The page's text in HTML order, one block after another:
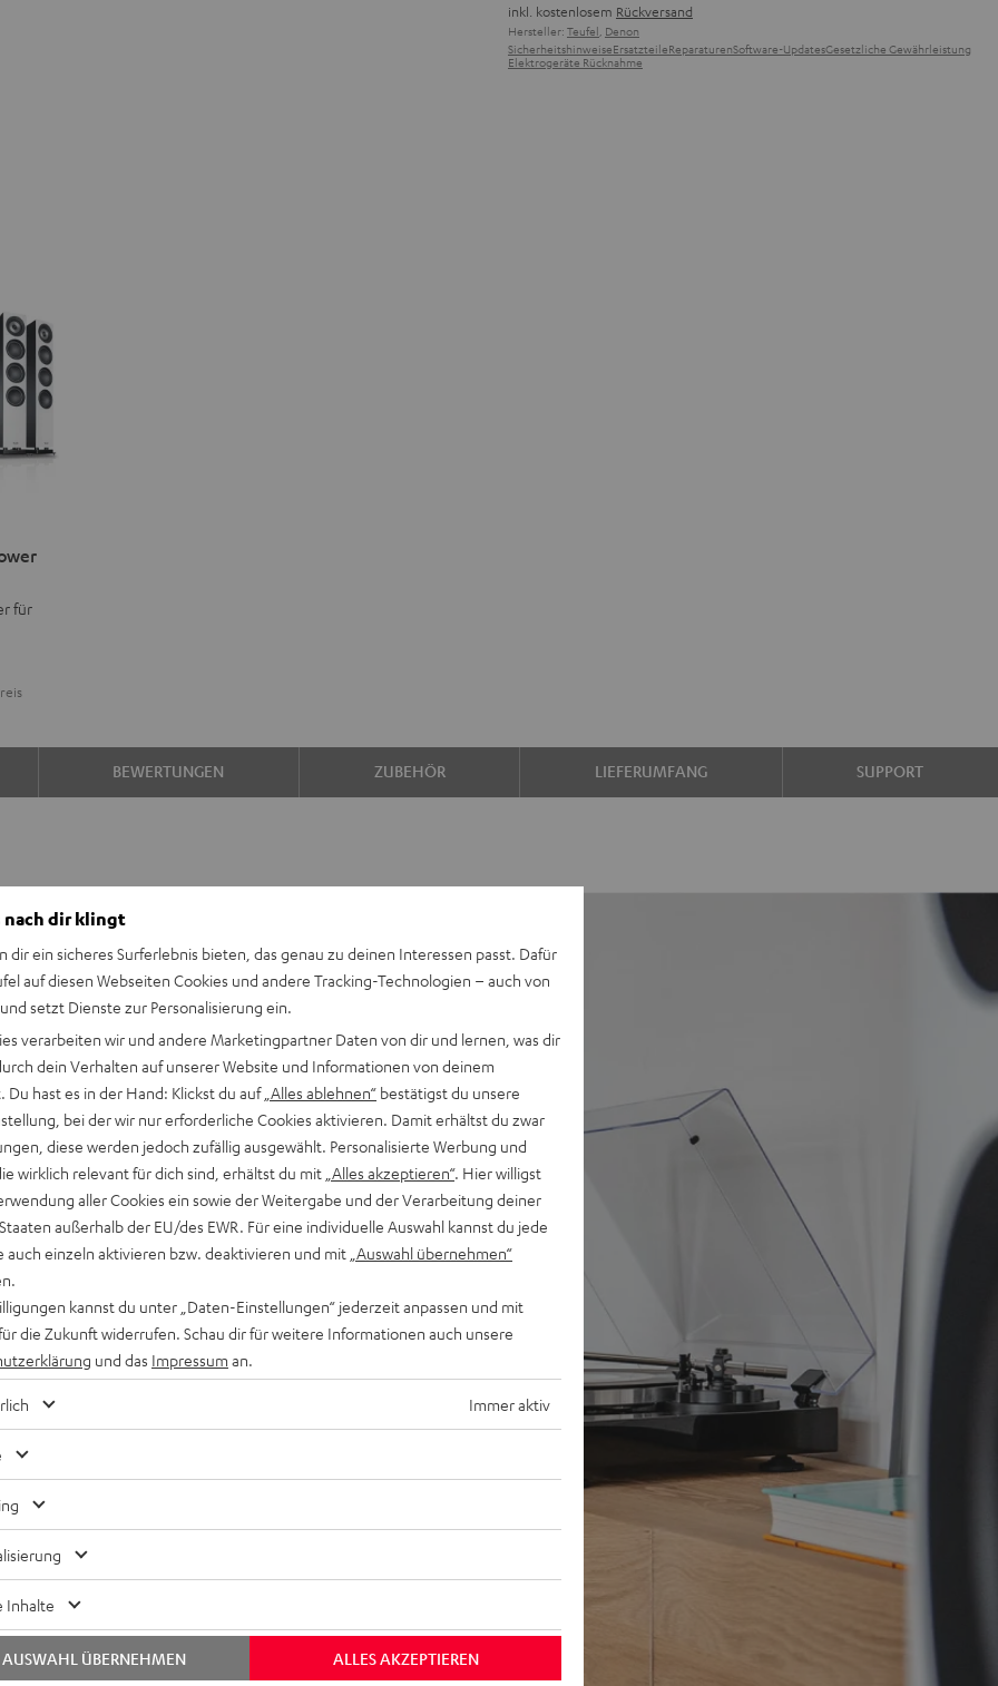
inkl. kostenlosem Rückversand
Hersteller: Teufel Denon
SicherheitshinweiseErsatzteileReparaturenSoftware-UpdatesGesetzliche Gewährleistung
Elektrogeräte Rücknahme
für
BEWERTUNGEN ZUBEHÖR LIEFERUMFANG SUPPORT
Denon X3800H dein
was du für
Spare gegenüber
& dem mehrfach
und
überragender Dynamik
Center, 2 x DEFINION
Kabel-Set
verwendbar,
Height Virtualization,
Audio, IMAX Enhanced,
Bluetooth, Amazon Music,
Built-in
(Dolby Vision™,
Eingang
Atmos zu erweitern,
nach dir klingt
dir ein sicheres Surferlebnis bieten, das genau zu deinen Interessen passt. Dafür
auf diesen Webseiten Cookies und andere Tracking-Technologien – auch von
setzt Dienste zur Personalisierung ein.
verarbeiten wir und andere Marketingpartner Daten von dir und lernen, was dir
dein Verhalten auf unserer Website und Informationen von deinem
Du hast es in der Hand: Klickst du auf „Alles ablehnen“ bestätigst du unsere
bei der wir nur erforderliche Cookies aktivieren. Damit erhältst du zwar
diese werden jedoch zufällig ausgewählt. Personalisierte Werbung und
wirklich relevant für dich sind, erhältst du mit „Alles akzeptieren“. Hier willigst
aller Cookies ein sowie der Weitergabe und der Verarbeitung deiner
außerhalb der EU/des EWR. Für eine individuelle Auswahl kannst du jede
auch einzeln aktivieren bzw. deaktivieren und mit „Auswahl übernehmen“
kannst du unter „Daten-Einstellungen“ jederzeit anpassen und mit
die Zukunft widerrufen. Schau dir für weitere Informationen auch unsere
und das Impressum an.
Immer aktiv
Inhalte
ALLES AKZEPTIEREN
AUSWAHL ÜBERNEHMEN